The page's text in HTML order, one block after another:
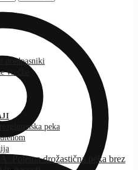
predpasniki
vrečke
peka